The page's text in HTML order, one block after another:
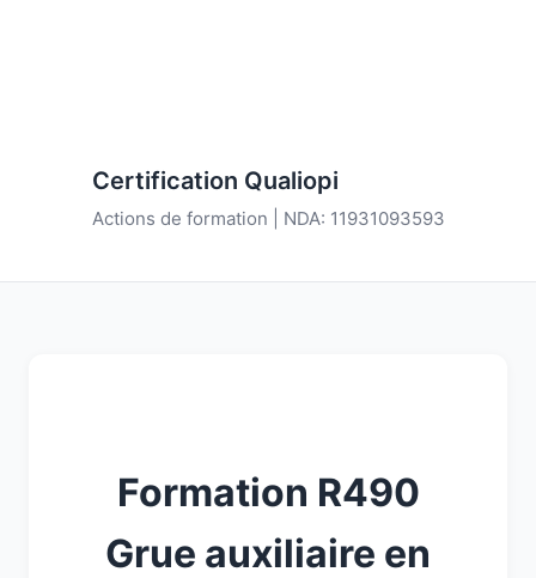
Certification Qualiopi
Actions de formation | NDA: 11931093593
Formation R490
Grue auxiliaire en